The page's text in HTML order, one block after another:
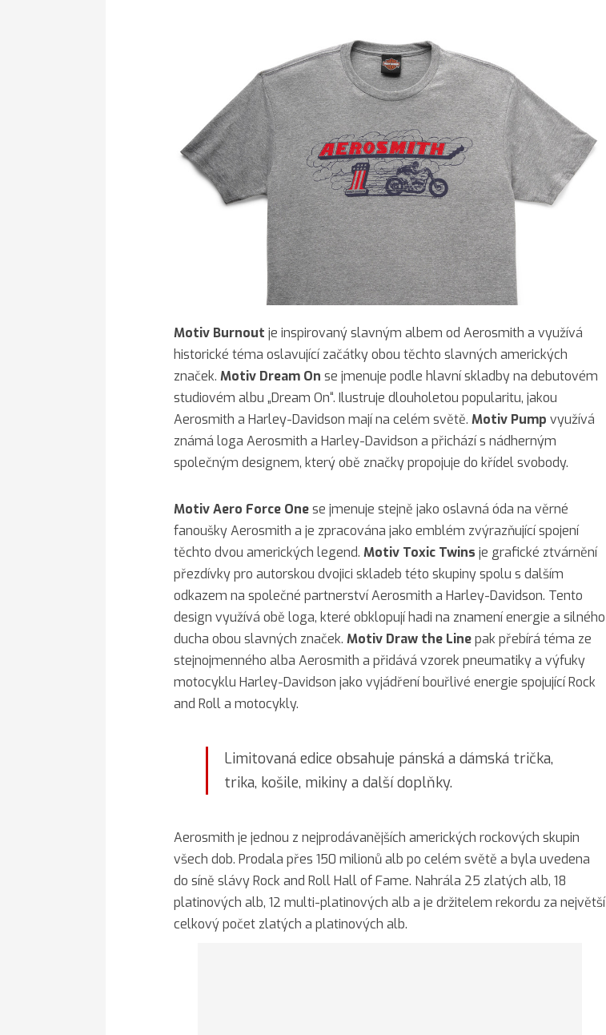
Motiv Burnout je inspirovaný slavným albem od Aerosmith a využívá
historické téma oslavující začátky obou těchto slavných amerických
značek. Motiv Dream On se jmenuje podle hlavní skladby na debutovém
studiovém albu „Dream On“. Ilustruje dlouholetou popularitu, jakou
Aerosmith a Harley-Davidson mají na celém světě. Motiv Pump využívá
známá loga Aerosmith a Harley-Davidson a přichází s nádherným
společným designem, který obě značky propojuje do křídel svobody.
MotivAero Force Onese jmenuje stejně jako oslavná óda na věrné
fanoušky Aerosmith a je zpracována jako emblém zvýrazňující spojení
těchto dvou amerických legend. Motiv Toxic Twins je grafické ztvárnění
přezdívky pro autorskou dvojici skladeb této skupiny spolu s dalším
odkazem na společné partnerství Aerosmith a Harley-Davidson. Tento
design využívá obě loga, které obklopují hadi na znamení energie a silného
ducha obou slavných značek. Motiv Draw the Linepak přebírá téma ze
stejnojmenného alba Aerosmith a přidává vzorek pneumatiky a výfuky
motocyklu Harley-Davidson jako vyjádření bouřlivé energie spojující Rock
and Roll a motocykly.
Limitovaná edice obsahuje pánská a dámská trička,
trika, košile, mikiny a další doplňky.
Aerosmith je jednou z nejprodávanějších amerických rockových skupin
všech dob. Prodala přes 150 milionů alb po celém světě a byla uvedena
do síně slávy Rock and Roll Hall of Fame. Nahrála 25 zlatých alb, 18
platinových alb, 12 multi-platinových alb a je držitelem rekordu za největší
celkový počet zlatých a platinových alb.